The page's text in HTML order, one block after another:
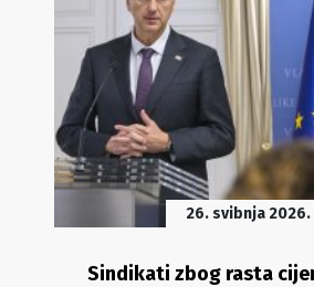
26. svibnja 2026.
Sindikati zbog rasta